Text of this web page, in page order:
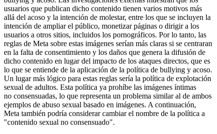
usuarios que publican dicho contenido tienen varios motivos más
allá del acoso y la intención de molestar, entre los que se incluyen la
intención de ampliar el público, monetizar páginas o dirigir a los
usuarios a otros sitios, incluidos los pornográficos. Por lo tanto, las
reglas de Meta sobre estas imágenes serían más claras si se centraran
en la falta de consentimiento y los daños que genera la difusión de
dicho contenido en lugar del impacto de los ataques directos, que es
lo que se entiende de la aplicación de la política de bullying y acoso.
Un lugar más lógico para estas reglas sería la política de explotación
sexual de adultos. Esta política ya prohíbe las imágenes íntimas
no consensuadas, lo que representa un problema similar al de ambos
ejemplos de abuso sexual basado en imágenes. A continuación,
Meta también podría considerar cambiar el nombre de la política a
"contenido sexual no consensuado".